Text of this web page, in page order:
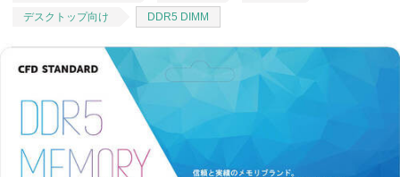
デスクトップ向け
DDR5 DIMM